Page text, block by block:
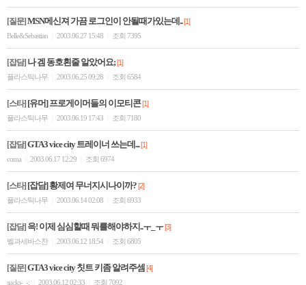
[질문] MSN메신져 가끔 로그인이 안될때가있는데..[1]
Belle&Sebastian
2003.06.27 15:48 조회 7395
[잡담] 나 겜 동호횐줄 알았어요;[1]
플라스틱나무
2003.06.25 09:28 조회 6584
[스타] [유머] 프로게이머들의 이모티콘[1]
플라스틱나무
2003.06.19 17:43 조회 7180
[잡담] GTA3 vice city 트레이너 쓰는데...[1]
coma
2003.06.17 12:29 조회 6974
[스타] [잡담] 황제여 무너지시나이까?[2]
플라스틱나무
2003.06.14 02:08 조회 6933
[잡담] 윽! 이제 심심할때 뭐를해야하지..ㅜ_ㅜ[3]
벨과세바스찬
2003.06.12 18:54 조회 6805
[질문] GTA3 vice city 칫트 키좀 알려주셈 [4]
sucks-_-;
2003.06.12 02:33 조회 7092